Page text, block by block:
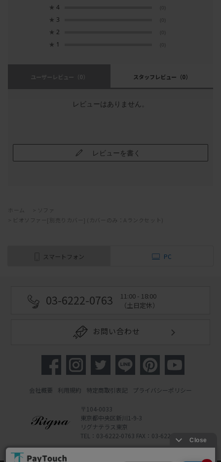
★ 4 (0)
★ 3 (0)
★ 2 (0)
★ 1 (0)
ユーザーレビュー （0） スタッフレビュー （0）
レビューはありません。
レビューを書く
ホーム
ソファ
ビオソファー[別売りカバー] (カバーのみ：Aランクセット)
スマートフォン PC
03-6222-0763
11:00 - 18:00
（土日定休）
お問い合わせ
会社概要 利用規約 特定商取引表記 プライバシーポリシー
〒104-0033
東京都中央区新川1-9-3
リグナテラス東京
TEL：03-6222-0763 FAX：03-6222-0762
Powered by Watahan Partners Co., Ltd.